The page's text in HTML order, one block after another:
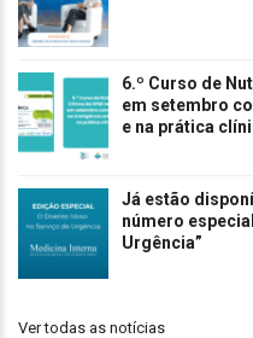
6.º Curso de
em setembro
e na prática
Já estão
número
Urgência”
Ver todas as notícias